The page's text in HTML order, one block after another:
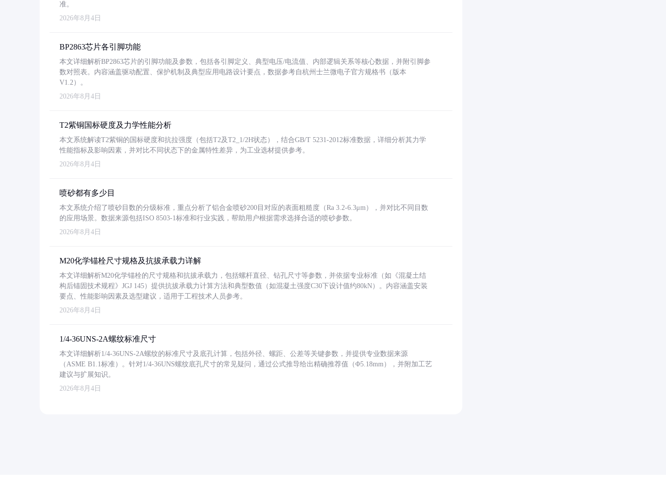
准。
2026年8月4日
BP2863芯片各引脚功能
本文详细解析BP2863芯片的引脚功能及参数，包括各引脚定义、典型电压/电流值、内部逻辑关系等核心数据，并附引脚参
数对照表。内容涵盖驱动配置、保护机制及典型应用电路设计要点，数据参考自杭州士兰微电子官方规格书（版本
V1.2）。
2026年8月4日
T2紫铜国标硬度及力学性能分析
本文系统解读T2紫铜的国标硬度和抗拉强度（包括T2及T2_1/2H状态），结合GB/T 5231-2012标准数据，详细分析其力学
性能指标及影响因素，并对比不同状态下的金属特性差异，为工业选材提供参考。
2026年8月4日
喷砂都有多少目
本文系统介绍了喷砂目数的分级标准，重点分析了铝合金喷砂200目对应的表面粗糙度（Ra 3.2-6.3μm），并对比不同目数
的应用场景。数据来源包括ISO 8503-1标准和行业实践，帮助用户根据需求选择合适的喷砂参数。
2026年8月4日
M20化学锚栓尺寸规格及抗拔承载力详解
本文详细解析M20化学锚栓的尺寸规格和抗拔承载力，包括螺杆直径、钻孔尺寸等参数，并依据专业标准（如《混凝土结
构后锚固技术规程》JGJ 145）提供抗拔承载力计算方法和典型数值（如混凝土强度C30下设计值约80kN）。内容涵盖安装
要点、性能影响因素及选型建议，适用于工程技术人员参考。
2026年8月4日
1/4-36UNS-2A螺纹标准尺寸
本文详细解析1/4-36UNS-2A螺纹的标准尺寸及底孔计算，包括外径、螺距、公差等关键参数，并提供专业数据来源
（ASME B1.1标准）。针对1/4-36UNS螺纹底孔尺寸的常见疑问，通过公式推导给出精确推荐值（Φ5.18mm），并附加工艺
建议与扩展知识。
2026年8月4日